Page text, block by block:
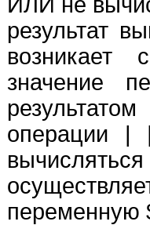
результат
возникает
значение
операции |
переменную